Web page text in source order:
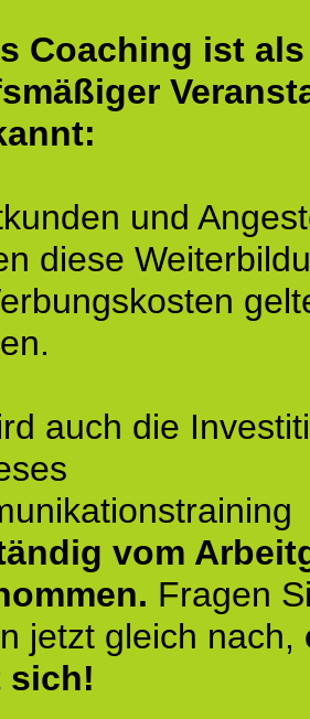
Coaching ist als
und
diese
auch die
vom
Fragen
jetzt gleich nach,
sich!